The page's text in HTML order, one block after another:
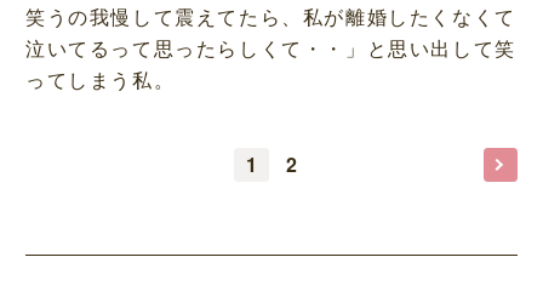
笑うの我慢して震えてたら、私が離婚したくなくて
泣いてるって思ったらしくて・・」と思い出して笑
ってしまう私。
1 2